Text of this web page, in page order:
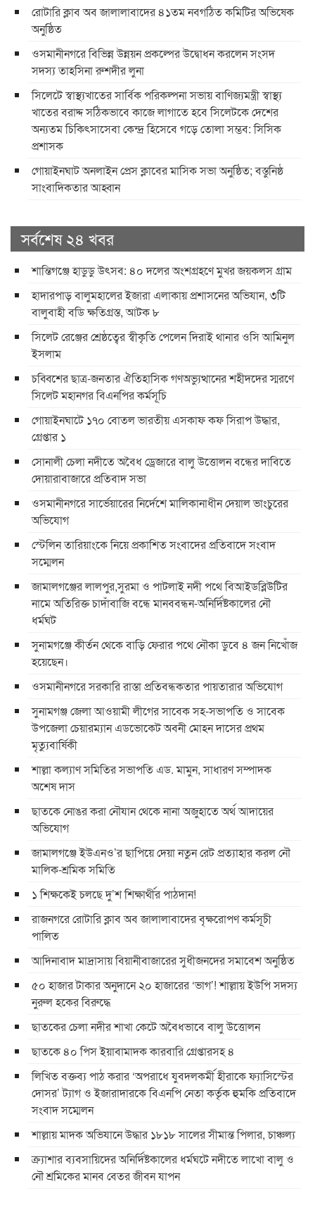
রোটারি ক্লাব অব জালালাবাদের ৪১তম নবগঠিত কমিটির অভিষেক
অনুষ্ঠিত
ওসমানীনগরে বিভিন্ন উন্নয়ন প্রকল্পের উদ্বোধন করলেন সংসদ
সদস্য তাহসিনা রুশদীর লুনা
সিলেটে স্বাস্থ্যখাতের সার্বিক পরিকল্পনা সভায় বাণিজ্যমন্ত্রী স্বাস্থ্য
খাতের বরাদ্দ সঠিকভাবে কাজে লাগাতে হবে সিলেটকে দেশের
অন্যতম চিকিৎসাসেবা কেন্দ্র হিসেবে গড়ে তোলা সম্ভব: সিসিক
প্রশাসক
​গোয়াইনঘাট অনলাইন প্রেস ক্লাবের মাসিক সভা অনুষ্ঠিত; বস্তুনিষ্ঠ
সাংবাদিকতার আহ্বান
সর্বশেষ ২৪ খবর
শান্তিগঞ্জে হাডুডু উৎসব: ৪০ দলের অংশগ্রহণে মুখর জয়কলস গ্রাম
হাদারপাড় বালুমহালের ইজারা এলাকায় প্রশাসনের অভিযান, ৩টি
বালুবাহী বডি ক্ষতিগ্রস্ত, আটক ৮
সিলেট রেঞ্জের শ্রেষ্ঠত্বের স্বীকৃতি পেলেন দিরাই থানার ওসি আমিনুল
ইসলাম
চব্বিশের ছাত্র-জনতার ঐতিহাসিক গণঅভ্যুত্থানের শহীদদের স্মরণে
সিলেট মহানগর বিএনপির কর্মসূচি
গোয়াইনঘাটে ১৭০ বোতল ভারতীয় এসকাফ কফ সিরাপ উদ্ধার,
গ্রেপ্তার ১
সোনালী চেলা নদীতে অবৈধ ড্রেজারে বালু উত্তোলন বন্ধের দাবিতে
দোয়ারাবাজারে প্রতিবাদ সভা
ওসমানীনগরে সার্ভেয়ারের নির্দেশে মালিকানাধীন দেয়াল ভাংচুরের
অভিযোগ
স্টেলিন তারিয়াংকে নিয়ে প্রকাশিত সংবাদের প্রতিবাদে সংবাদ
সম্মেলন
জামালগঞ্জের লালপুর,সুরমা ও পাটলাই নদী পথে বিআইডব্লিউটির
নামে অতিরিক্ত চাদাঁবাজি বন্ধে মানববন্ধন-অনির্দিষ্টকালের নৌ
ধর্মঘট
সুনামগঞ্জে কীর্তন থেকে বাড়ি ফেরার পথে নৌকা ডুবে ৪ জন নিখোঁজ
হয়েছেন।
ওসমানীনগরে সরকারি রাস্তা প্রতিবন্ধকতার পায়তারার অভিযোগ
সুনামগঞ্জ জেলা আওয়ামী লীগের সাবেক সহ-সভাপতি ও সাবেক
উপজেলা চেয়ারম্যান এডভোকেট অবনী মোহন দাসের প্রথম
মৃত্যুবার্ষিকী
শাল্লা কল্যাণ সমিতির সভাপতি এড. মামুন, সাধারণ সম্পাদক
অশেষ দাস
ছাতকে নোঙর করা নৌযান থেকে নানা অজুহাতে অর্থ আদায়ের
অভিযোগ
জামালগঞ্জে ইউএনও’র ছাপিয়ে দেয়া নতুন রেট প্রত্যাহার করল নৌ
মালিক-শ্রমিক সমিতি
১ শিক্ষকেই চলছে দু’শ শিক্ষার্থীর পাঠদান!
রাজনগরে রোটারি ক্লাব অব জালালাবাদের বৃক্ষরোপণ কর্মসূচী
পালিত
আদিনাবাদ মাদ্রাসায় বিয়ানীবাজারের সুধীজনদের সমাবেশ অনুষ্ঠিত
৫০ হাজার টাকার অনুদানে ২০ হাজারের ‘ভাগ’! শাল্লায় ইউপি সদস্য
নুরুল হকের বিরুদ্ধে
ছাতকের চেলা নদীর শাখা কেটে অবৈধভাবে বালু উত্তোলন
ছাতকে ৪০ পিস ইয়াবামাদক কারবারি গ্রেপ্তারসহ ৪
লিখিত বক্তব্য পাঠ করার ‘অপরাধে যুবদলকর্মী হীরাকে ফ্যাসিস্টের
দোসর’ ট্যাগ ও ইজারাদারকে বিএনপি নেতা কর্তৃক হুমকি প্রতিবাদে
সংবাদ সম্মেলন
শাল্লায় মাদক অভিযানে উদ্ধার ১৮১৮ সালের সীমান্ত পিলার, চাঞ্চল্য
ক্র্যাশার ব্যবসায়িদের অনির্দিষ্টকালের ধর্মঘটে নদীতে লাখো বালু ও
নৌ শ্রমিকের মানব বেতর জীবন যাপন